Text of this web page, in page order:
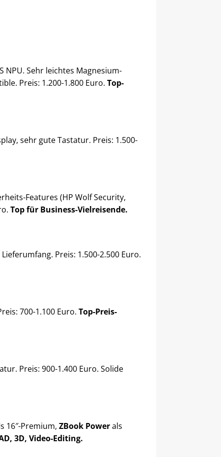
NPU. Sehr leichtes Magnesium-
Preis: 1.200-1.800 Euro. Top-
sehr gute Tastatur. Preis: 1.500-
Features (HP Wolf Security,
Top für Business-Vielreisende.
Preis: 1.500-2.500 Euro.
700-1.100 Euro. Top-Preis-
Preis: 900-1.400 Euro. Solide
16″-Premium, ZBook Powerals
3D, Video-Editing.